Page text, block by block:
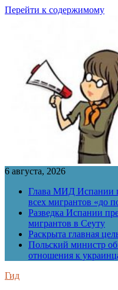
Перейти к содержимому
6 августа, 2026
Глава МИД Испании
всех мигрантов «до
Разведка Испании
мигрантов в Сеуту
Раскрыта главная
Польский министр
отношения к
Гид